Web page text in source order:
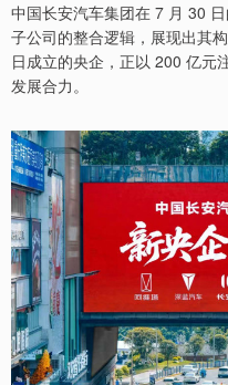
中国长安汽车集团在 7 月 30
子公司的整合逻辑，展现出其
日成立的央企，正以 200 亿元
发展合力。